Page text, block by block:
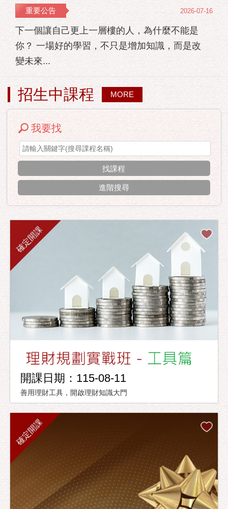
重要公告
下一個讓自己更上一層樓的人，為什麼不能是
你？ 一場好的學習，不只是增加知識，而是改
變未來...
2026-07-16
招生中課程 MORE
我要找
進階搜尋
確定開課
開課日期：115-08-11
善用理財工具，開啟理財知識大門
確定開課